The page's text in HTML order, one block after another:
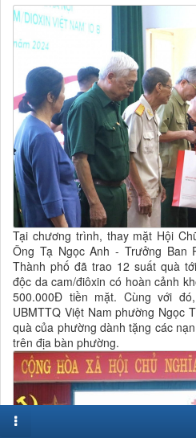
Tại chương trình, thay mặt Hội
Ông Tạ Ngọc Anh - Trưởng Ban
Thành phố đã trao 12 suất quà
độc da cam/điôxin có hoàn cảnh
500.000Đ tiền mặt. Cùng với
UBMTTQ Việt Nam phường Ngọc
quà của phường dành tặng các
trên địa bàn phường.